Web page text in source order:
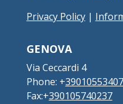
Privacy Policy|
GENOVA
Via Ceccardi 4
Phone: +
Fax:+390105740237